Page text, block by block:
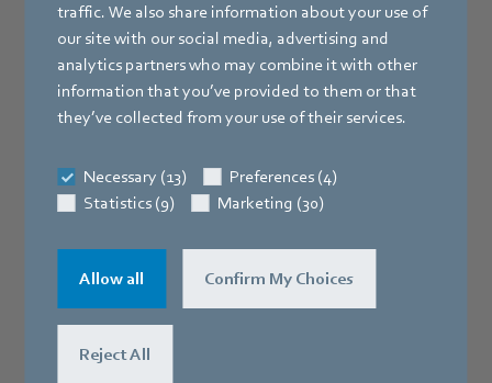
traffic. We also share information about your use of
our site with our social media, advertising and
analytics partners who may combine it with other
information that you’ve provided to them or that
they’ve collected from your use of their services.
Necessary (13)
Preferences (4)
Statistics (9)
Marketing (30)
Allow all Confirm My Choices
Reject All